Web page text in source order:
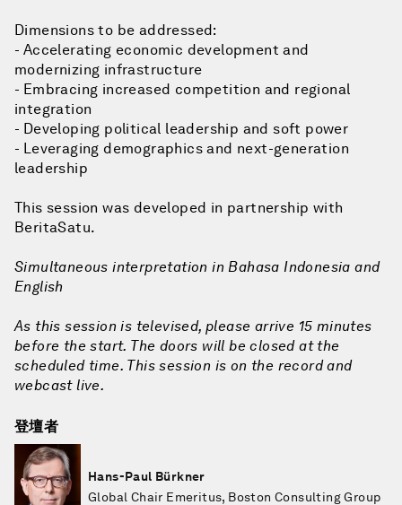
Dimensions to be addressed:
- Accelerating economic development and
modernizing infrastructure
- Embracing increased competition and regional
integration
- Developing political leadership and soft power
- Leveraging demographics and next-generation
leadership
This session was developed in partnership with
BeritaSatu.
Simultaneous interpretation in Bahasa Indonesia and
English
As this session is televised, please arrive 15 minutes
before the start. The doors will be closed at the
scheduled time. This session is on the record and
webcast live.
登壇者
Hans-Paul Bürkner
Global Chair Emeritus, Boston Consulting Group